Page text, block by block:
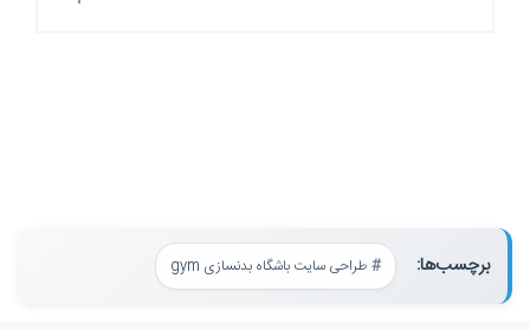
برچسب‌ها: طراحی سایت باشگاه بدنسازی gym